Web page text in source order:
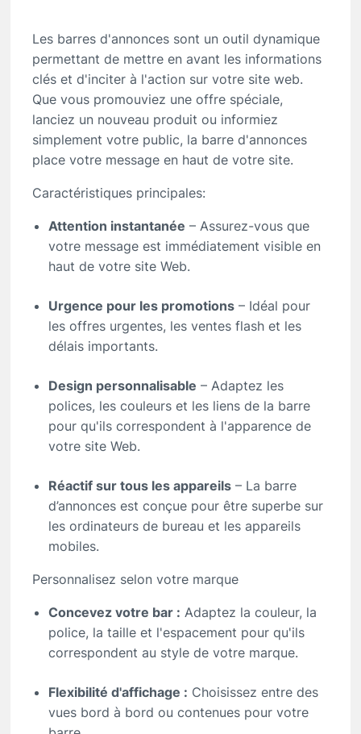
Les barres d'annonces sont un outil dynamique
permettant de mettre en avant les informations
clés et d'inciter à l'action sur votre site web.
Que vous promouviez une offre spéciale,
lanciez un nouveau produit ou informiez
simplement votre public, la barre d'annonces
place votre message en haut de votre site.
Caractéristiques principales:
Attention instantanée – Assurez-vous que
votre message est immédiatement visible en
haut de votre site Web.
Urgence pour les promotions – Idéal pour
les offres urgentes, les ventes flash et les
délais importants.
Design personnalisable – Adaptez les
polices, les couleurs et les liens de la barre
pour qu'ils correspondent à l'apparence de
votre site Web.
Réactif sur tous les appareils – La barre
d’annonces est conçue pour être superbe sur
les ordinateurs de bureau et les appareils
mobiles.
Personnalisez selon votre marque
Concevez votre bar : Adaptez la couleur, la
police, la taille et l'espacement pour qu'ils
correspondent au style de votre marque.
Flexibilité d'affichage : Choisissez entre des
vues bord à bord ou contenues pour votre